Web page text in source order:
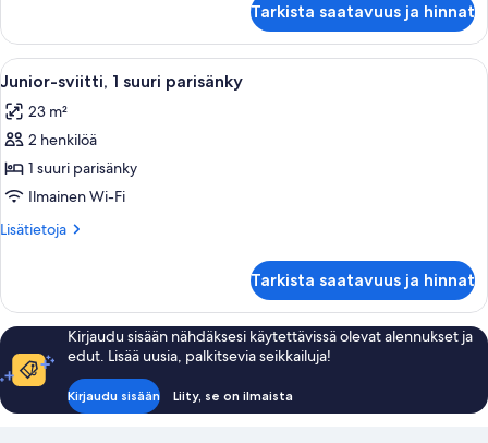
kuvat
1
keskisuuri
parisänky
Tarkista saatavuus ja hinnat
Avaa
kaikki
huonetyypin
Junior-
sviitti,
1
suuri
parisänky
Makuuhuoneessa on suuri sänky,
8
Junior-sviitti, 1 suuri parisänky
23 m²
2 henkilöä
1 suuri parisänky
Ilmainen Wi-Fi
Lisätietoja
Lisätietoja
1
suuri
parisänky
Tarkista saatavuus ja hinnat
Kirjaudu sisään nähdäksesi käytettävissä olevat alennukset ja
edut. Lisää uusia, palkitsevia seikkailuja!
Kirjaudu sisään Liity, se on ilmaista